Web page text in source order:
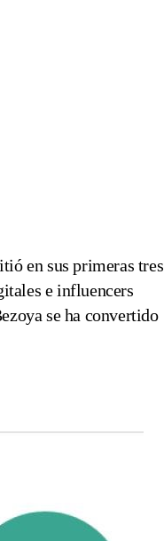
en sus primeras tres
e influencers
se ha convertido